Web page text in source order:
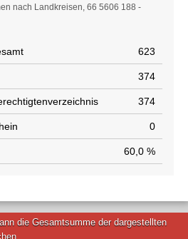
nach Landkreisen, 66 5606 188 -
623
374
374
0
60,0 %
die Gesamtsumme der dargestellten